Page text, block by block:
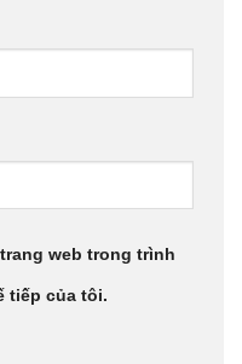
web trong trình
tiếp của tôi.